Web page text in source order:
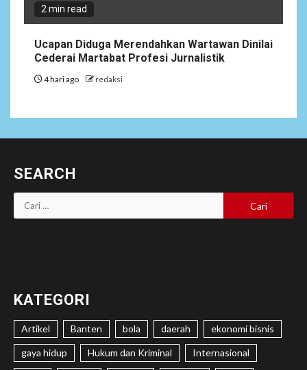
2 min read
Ucapan Diduga Merendahkan Wartawan Dinilai
Cederai Martabat Profesi Jurnalistik
4 hari ago redaksi
SEARCH
Cari
untuk:
KATEGORI
Artikel Banten bola daerah ekonomi bisnis
gaya hidup Hukum dan Kriminal Internasional